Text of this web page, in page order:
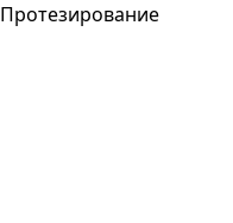
Протезирование